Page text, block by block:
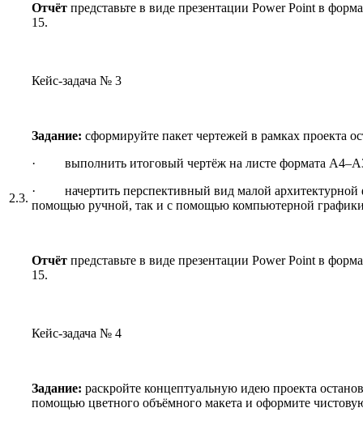
Отчёт представьте в виде презентации Power Point в
15.
2.3.
Кейс-задача № 3
Задание: сформируйте пакет чертежей в рамках проекта
· выполнить итоговый чертёж на листе формата
· начертить перспективный вид малой архитектурной
помощью ручной, так и с помощью компьютерной
Отчёт представьте в виде презентации Power Point в
15.
Кейс-задача № 4
Задание: раскройте концептуальную идею проекта
помощью цветного объёмного макета и оформите